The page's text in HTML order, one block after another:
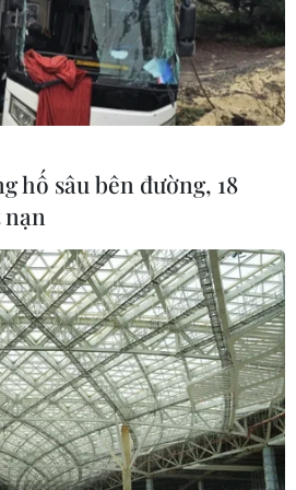
đêm cứu
nghi bị đột
dữ liệu: Bộ Y
số toàn diện
hoạch dự phòng
2026-2030
đưa y tế đến
hố sâu bên đường, 18